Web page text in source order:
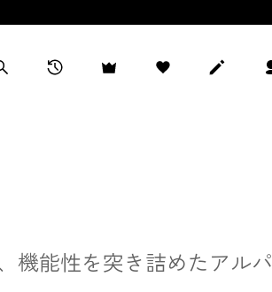
機能性を突き詰めたアルパ